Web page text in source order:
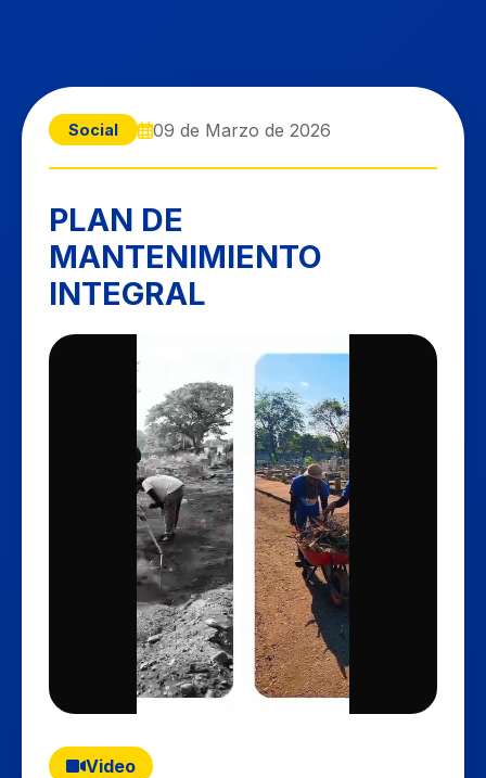
Social 09 de Marzo de 2026
PLAN DE
MANTENIMIENTO
INTEGRAL
Video